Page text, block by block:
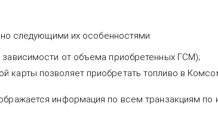
следующими их особенностями:
зависимости от объема приобретенных ГСМ);
карты позволяет приобретать топливо в
информация по всем транзакциям по